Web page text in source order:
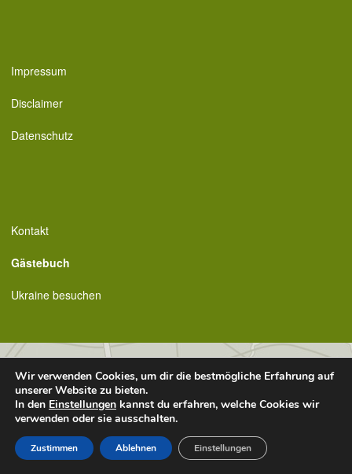
Impressum
Disclaimer
Datenschutz
Kontakt
Gästebuch
Ukraine besuchen
Wir verwenden Cookies, um dir die bestmögliche Erfahrung auf
unserer Website zu bieten.
In den Einstellungen kannst du erfahren, welche Cookies wir
verwenden oder sie ausschalten.
Zustimmen Ablehnen Einstellungen